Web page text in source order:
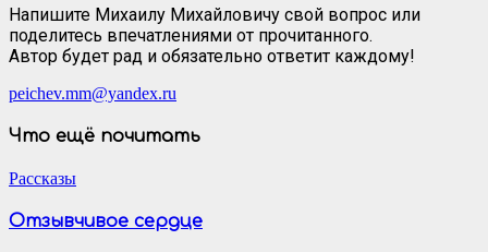
Напишите Михаилу Михайловичу свой вопрос или
поделитесь впечатлениями от прочитанного.
Автор будет рад и обязательно ответит каждому!
peichev.mm@yandex.ru
Что ещё почитать
Рассказы
Отзывчивое сердце